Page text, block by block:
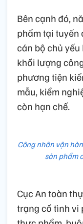
Bên cạnh đó,
phẩm tại tuyến
cán bộ chủ
khối lượng
phương tiện
mẫu, kiểm
còn hạn chế.
Công nhân vận
sản phẩm
Cục An toàn
trạng cố tình vi